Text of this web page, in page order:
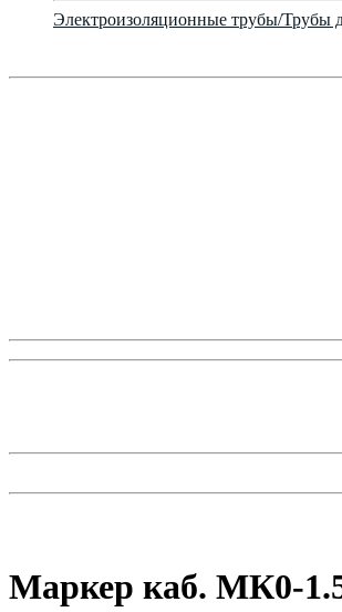
Электроизоляционные трубы/Трубы
Маркер каб. МК0-